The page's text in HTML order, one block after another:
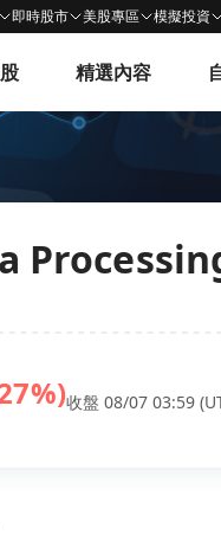
即時股市 美股專區 模擬投資
精選內容
收盤 08/07 03:59